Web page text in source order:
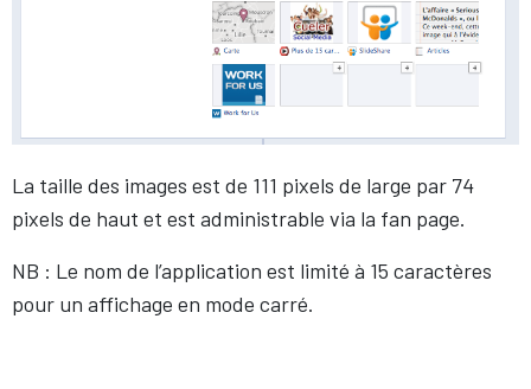
La taille des images est de 111 pixels de large par 74
pixels de haut et est administrable via la fan page.
NB : Le nom de l’application est limité à 15 caractères
pour un affichage en mode carré.